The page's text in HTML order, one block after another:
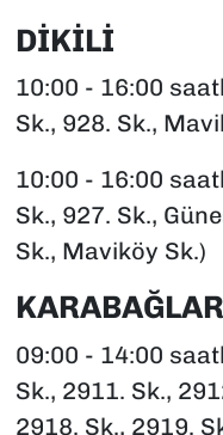
DİKİLİ
10:00 - 16:00
Sk., 928. Sk.,
10:00 - 16:00
Sk., 927. Sk.,
Sk., Maviköy Sk.)
KARABAĞLAR
09:00 - 14:00
Sk., 2911. Sk.,
2918. Sk., 2919.